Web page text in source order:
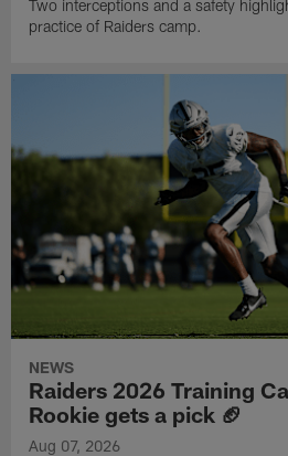
Two interceptions and a safety
practice of Raiders camp.
NEWS
Raiders 2026 Training
Rookie gets a pick 🏈
Aug 07, 2026